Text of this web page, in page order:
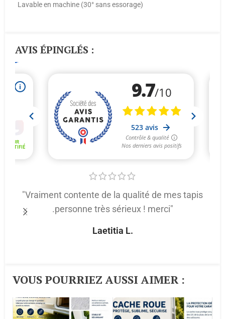
Lavable en machine (30° sans essorage)
AVIS ÉPINGLÉS :
"Vraiment contente de la qualité de mes tapis
.personne très sérieux ! merci"
Laetitia L.
VOUS POURRIEZ AUSSI AIMER :​